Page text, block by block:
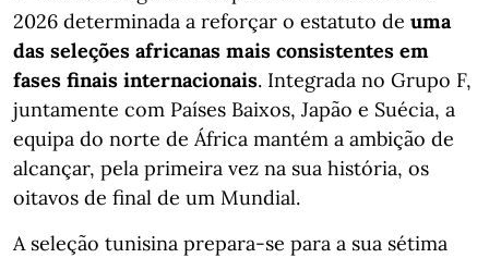
2026 determinada a reforçar o estatuto de uma
das seleções africanas mais consistentes em
fases finais internacionais. Integrada no Grupo F,
juntamente com Países Baixos, Japão e Suécia, a
equipa do norte de África mantém a ambição de
alcançar, pela primeira vez na sua história, os
oitavos de final de um Mundial.
A seleção tunisina prepara-se para a sua sétima